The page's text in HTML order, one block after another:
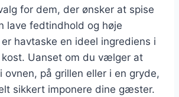
for dem, der ønsker at spise
lave fedtindhold og høje
havtaske en ideel ingrediens i
Uanset om du vælger at
ovnen, på grillen eller i en gryde,
sikkert imponere dine gæster.